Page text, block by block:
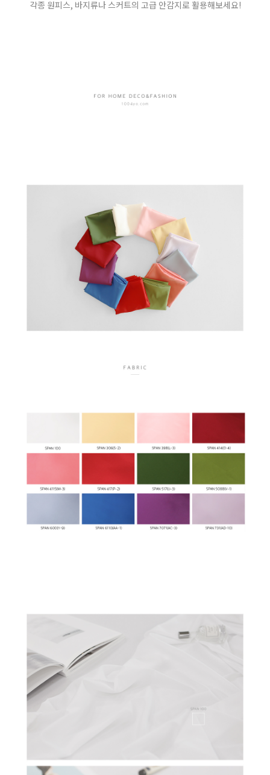
각종 원피스, 바지류나 스커트의 고급 안감지로 활용해보세요!